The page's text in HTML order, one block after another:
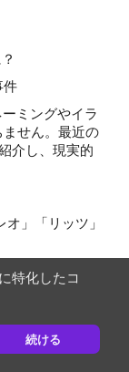
件
ミングやイラ
せん。最近の
介し、現実的
」「リッツ」
バくんに類
特化したコ
続ける